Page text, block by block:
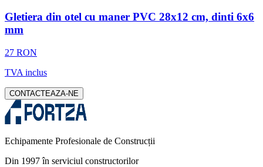
Gletiera din otel cu maner PVC 28x12 cm, dinti 6x6
mm
27 RON
TVA inclus
CONTACTEAZA-NE
Echipamente Profesionale de Construcții
Din 1997 în serviciul constructorilor